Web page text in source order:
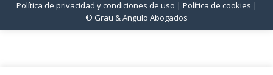
Política de privacidad y condiciones de uso | Política de cookies |
© Grau & Angulo Abogados